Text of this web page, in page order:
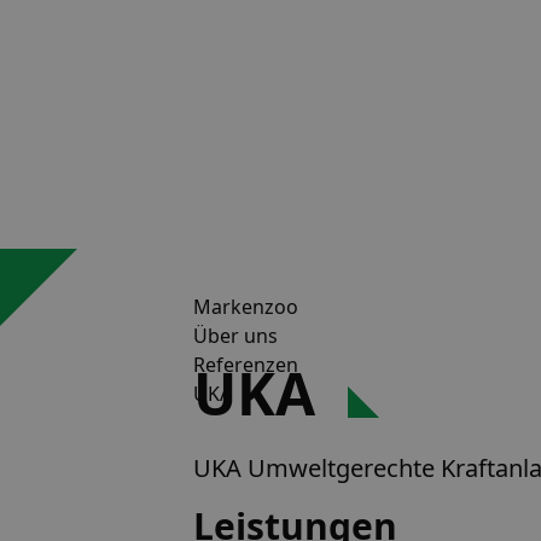
Markenzoo
Über uns
Referenzen
UKA
UKA
UKA Umweltgerechte
Leistungen